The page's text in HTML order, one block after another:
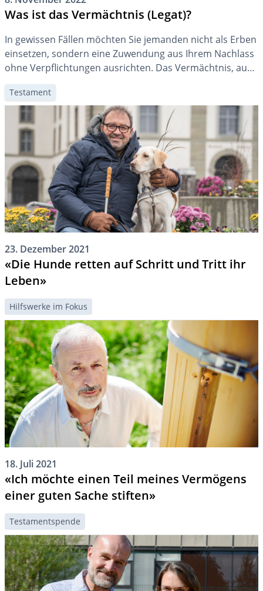
Was ist das Vermächtnis (Legat)?
In gewissen Fällen möchten Sie jemanden nicht als Erben
einsetzen, sondern eine Zuwendung aus Ihrem Nachlass
ohne Verpflichtungen ausrichten. Das Vermächtnis, auch
Legat genannt, ist für den Empfänger als unkomplizierte
Begünstigung eine gute Wahl.
Testament
23. Dezember 2021
«Die Hunde retten auf Schritt und Tritt ihr
Leben»
Hilfswerke im Fokus
18. Juli 2021
«Ich möchte einen Teil meines Vermögens
einer guten Sache stiften»
Testamentspende